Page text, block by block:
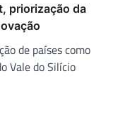
priorização da
de países como
Vale do Silício